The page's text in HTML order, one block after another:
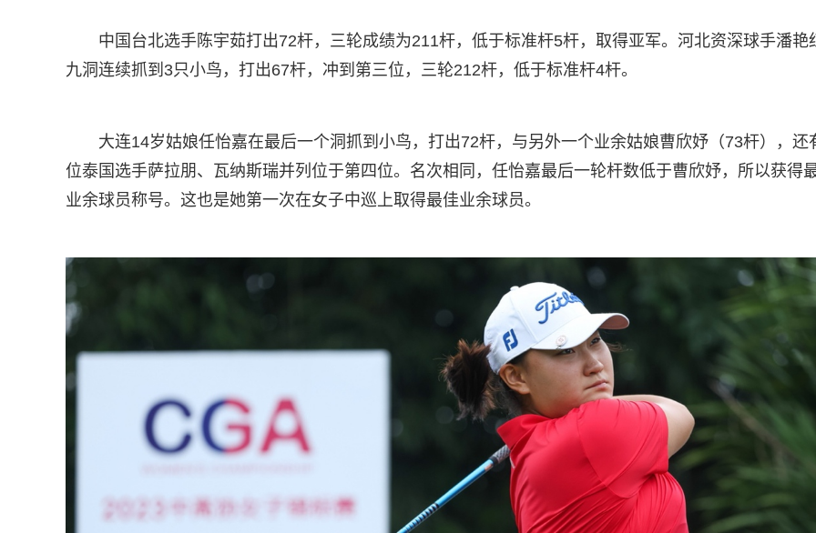
中国台北选手陈宇茹打出72杆，三轮成绩为211杆，低于标准杆5杆，取得亚军。河北资深球手潘艳
九洞连续抓到3只小鸟，打出67杆，冲到第三位，三轮212杆，低于标准杆4杆。
大连14岁姑娘任怡嘉在最后一个洞抓到小鸟，打出72杆，与另外一个业余姑娘曹欣妤（73杆），还
位泰国选手萨拉朋、瓦纳斯瑞并列位于第四位。名次相同，任怡嘉最后一轮杆数低于曹欣妤，所以获得
业余球员称号。这也是她第一次在女子中巡上取得最佳业余球员。